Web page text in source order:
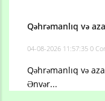
Qəhrəmanlıq və
04-08-2026 11:57:35 0
Qəhrəmanlıq və
Ənvər...